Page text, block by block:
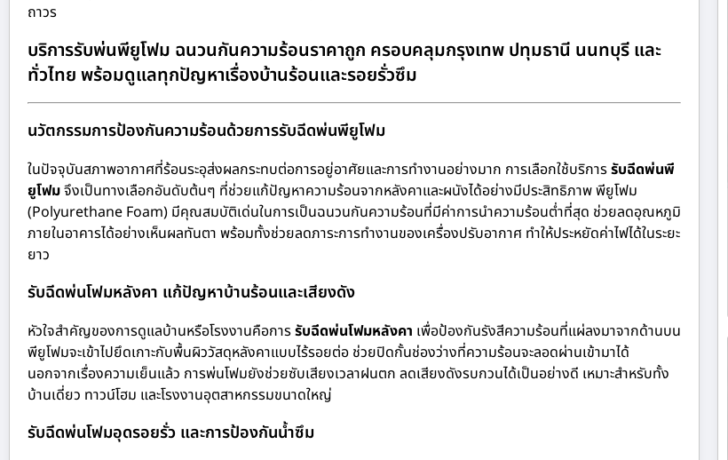
ถาวร
บริการรับพ่นพียูโฟม ฉนวนกันความร้อนราคาถูก ครอบคลุมกรุงเทพ ปทุมธานี นนทบุรี และ
ทั่วไทย พร้อมดูแลทุกปัญหาเรื่องบ้านร้อนและรอยรั่วซึม
นวัตกรรมการป้องกันความร้อนด้วยการรับฉีดพ่นพียูโฟม
ในปัจจุบันสภาพอากาศที่ร้อนระอุส่งผลกระทบต่อการอยู่อาศัยและการทำงานอย่างมาก การเลือกใช้บริการรับฉีดพ่นพี
ยูโฟมจึงเป็นทางเลือกอันดับต้นๆ ที่ช่วยแก้ปัญหาความร้อนจากหลังคาและผนังได้อย่างมีประสิทธิภาพ พียูโฟม
(Polyurethane Foam) มีคุณสมบัติเด่นในการเป็นฉนวนกันความร้อนที่มีค่าการนำความร้อนต่ำที่สุด ช่วยลดอุณหภูมิ
ภายในอาคารได้อย่างเห็นผลทันตา พร้อมทั้งช่วยลดภาระการทำงานของเครื่องปรับอากาศ ทำให้ประหยัดค่าไฟได้ในระยะ
ยาว
รับฉีดพ่นโฟมหลังคา แก้ปัญหาบ้านร้อนและเสียงดัง
หัวใจสำคัญของการดูแลบ้านหรือโรงงานคือการรับฉีดพ่นโฟมหลังคา เพื่อป้องกันรังสีความร้อนที่แผ่ลงมาจากด้านบน
พียูโฟมจะเข้าไปยึดเกาะกับพื้นผิววัสดุหลังคาแบบไร้รอยต่อ ช่วยปิดกั้นช่องว่างที่ความร้อนจะลอดผ่านเข้ามาได้
นอกจากเรื่องความเย็นแล้ว การพ่นโฟมยังช่วยซับเสียงเวลาฝนตก ลดเสียงดังรบกวนได้เป็นอย่างดี เหมาะสำหรับทั้ง
บ้านเดี่ยว ทาวน์โฮม และโรงงานอุตสาหกรรมขนาดใหญ่
รับฉีดพ่นโฟมอุดรอยรั่ว และการป้องกันน้ำซึม